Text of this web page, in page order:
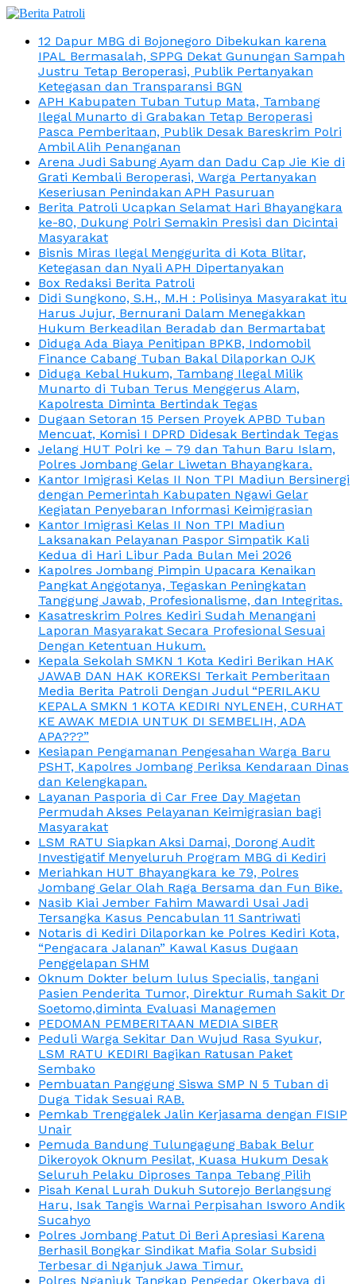
12 Dapur MBG di Bojonegoro Dibekukan karena
IPAL Bermasalah, SPPG Dekat Gunungan Sampah
Justru Tetap Beroperasi, Publik Pertanyakan
Ketegasan dan Transparansi BGN
APH Kabupaten Tuban Tutup Mata, Tambang
Ilegal Munarto di Grabakan Tetap Beroperasi
Pasca Pemberitaan, Publik Desak Bareskrim Polri
Ambil Alih Penanganan
Arena Judi Sabung Ayam dan Dadu Cap Jie Kie di
Grati Kembali Beroperasi, Warga Pertanyakan
Keseriusan Penindakan APH Pasuruan
Berita Patroli Ucapkan Selamat Hari Bhayangkara
ke-80, Dukung Polri Semakin Presisi dan Dicintai
Masyarakat
Bisnis Miras Ilegal Menggurita di Kota Blitar,
Ketegasan dan Nyali APH Dipertanyakan
Box Redaksi Berita Patroli
Didi Sungkono, S.H., M.H : Polisinya Masyarakat itu
Harus Jujur, Bernurani Dalam Menegakkan
Hukum Berkeadilan Beradab dan Bermartabat
Diduga Ada Biaya Penitipan BPKB, Indomobil
Finance Cabang Tuban Bakal Dilaporkan OJK
Diduga Kebal Hukum, Tambang Ilegal Milik
Munarto di Tuban Terus Menggerus Alam,
Kapolresta Diminta Bertindak Tegas
Dugaan Setoran 15 Persen Proyek APBD Tuban
Mencuat, Komisi I DPRD Didesak Bertindak Tegas
Jelang HUT Polri ke – 79 dan Tahun Baru Islam,
Polres Jombang Gelar Liwetan Bhayangkara.
Kantor Imigrasi Kelas II Non TPI Madiun Bersinergi
dengan Pemerintah Kabupaten Ngawi Gelar
Kegiatan Penyebaran Informasi Keimigrasian
Kantor Imigrasi Kelas II Non TPI Madiun
Laksanakan Pelayanan Paspor Simpatik Kali
Kedua di Hari Libur Pada Bulan Mei 2026
Kapolres Jombang Pimpin Upacara Kenaikan
Pangkat Anggotanya, Tegaskan Peningkatan
Tanggung Jawab, Profesionalisme, dan Integritas.
Kasatreskrim Polres Kediri Sudah Menangani
Laporan Masyarakat Secara Profesional Sesuai
Dengan Ketentuan Hukum.
Kepala Sekolah SMKN 1 Kota Kediri Berikan HAK
JAWAB DAN HAK KOREKSI Terkait Pemberitaan
Media Berita Patroli Dengan Judul “PERILAKU
KEPALA SMKN 1 KOTA KEDIRI NYLENEH, CURHAT
KE AWAK MEDIA UNTUK DI SEMBELIH, ADA
APA???”
Kesiapan Pengamanan Pengesahan Warga Baru
PSHT, Kapolres Jombang Periksa Kendaraan Dinas
dan Kelengkapan.
Layanan Pasporia di Car Free Day Magetan
Permudah Akses Pelayanan Keimigrasian bagi
Masyarakat
LSM RATU Siapkan Aksi Damai, Dorong Audit
Investigatif Menyeluruh Program MBG di Kediri
Meriahkan HUT Bhayangkara ke 79, Polres
Jombang Gelar Olah Raga Bersama dan Fun Bike.
Nasib Kiai Jember Fahim Mawardi Usai Jadi
Tersangka Kasus Pencabulan 11 Santriwati
Notaris di Kediri Dilaporkan ke Polres Kediri Kota,
“Pengacara Jalanan” Kawal Kasus Dugaan
Penggelapan SHM
Oknum Dokter belum lulus Specialis, tangani
Pasien Penderita Tumor, Direktur Rumah Sakit Dr
Soetomo,diminta Evaluasi Managemen
PEDOMAN PEMBERITAAN MEDIA SIBER
Peduli Warga Sekitar Dan Wujud Rasa Syukur,
LSM RATU KEDIRI Bagikan Ratusan Paket
Sembako
Pembuatan Panggung Siswa SMP N 5 Tuban di
Duga Tidak Sesuai RAB.
Pemkab Trenggalek Jalin Kerjasama dengan FISIP
Unair
Pemuda Bandung Tulungagung Babak Belur
Dikeroyok Oknum Pesilat, Kuasa Hukum Desak
Seluruh Pelaku Diproses Tanpa Tebang Pilih
Pisah Kenal Lurah Dukuh Sutorejo Berlangsung
Haru, Isak Tangis Warnai Perpisahan Isworo Andik
Sucahyo
Polres Jombang Patut Di Beri Apresiasi Karena
Berhasil Bongkar Sindikat Mafia Solar Subsidi
Terbesar di Nganjuk Jawa Timur.
Polres Nganjuk Tangkap Pengedar Okerbaya di